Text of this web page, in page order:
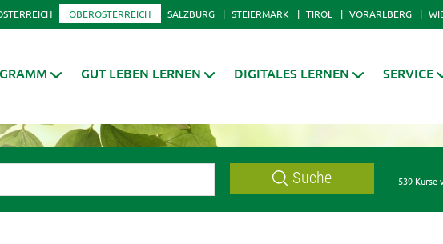
OBERÖSTERREICH SALZBURG STEIERMARK TIROL VORARLBERG
GUT LEBEN LERNEN DIGITALES LERNEN SERVICE
Suche 539 Kurse